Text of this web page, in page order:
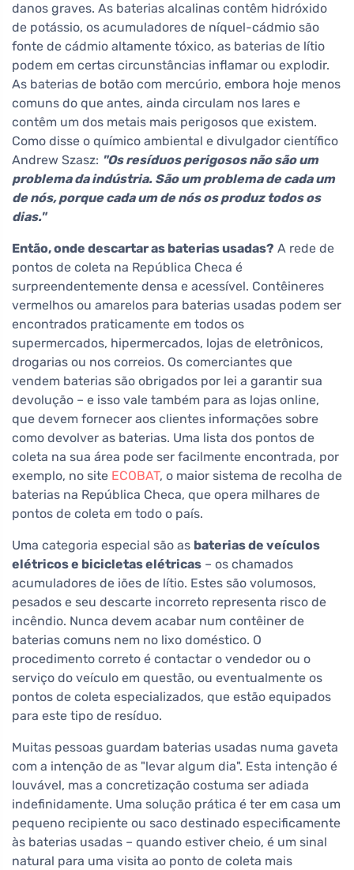
danos graves. As baterias alcalinas contêm hidróxido
de potássio, os acumuladores de níquel-cádmio são
fonte de cádmio altamente tóxico, as baterias de lítio
podem em certas circunstâncias inflamar ou explodir.
As baterias de botão com mercúrio, embora hoje menos
comuns do que antes, ainda circulam nos lares e
contêm um dos metais mais perigosos que existem.
Como disse o químico ambiental e divulgador científico
Andrew Szasz: "Os resíduos perigosos não são um
problema da indústria. São um problema de cada um
de nós, porque cada um de nós os produz todos os
dias."
Então, onde descartar as baterias usadas? A rede de
pontos de coleta na República Checa é
surpreendentemente densa e acessível. Contêineres
vermelhos ou amarelos para baterias usadas podem ser
encontrados praticamente em todos os
supermercados, hipermercados, lojas de eletrônicos,
drogarias ou nos correios. Os comerciantes que
vendem baterias são obrigados por lei a garantir sua
devolução – e isso vale também para as lojas online,
que devem fornecer aos clientes informações sobre
como devolver as baterias. Uma lista dos pontos de
coleta na sua área pode ser facilmente encontrada, por
exemplo, no site ECOBAT, o maior sistema de recolha de
baterias na República Checa, que opera milhares de
pontos de coleta em todo o país.
Uma categoria especial são as baterias de veículos
elétricos e bicicletas elétricas – os chamados
acumuladores de iões de lítio. Estes são volumosos,
pesados e seu descarte incorreto representa risco de
incêndio. Nunca devem acabar num contêiner de
baterias comuns nem no lixo doméstico. O
procedimento correto é contactar o vendedor ou o
serviço do veículo em questão, ou eventualmente os
pontos de coleta especializados, que estão equipados
para este tipo de resíduo.
Muitas pessoas guardam baterias usadas numa gaveta
com a intenção de as "levar algum dia". Esta intenção é
louvável, mas a concretização costuma ser adiada
indefinidamente. Uma solução prática é ter em casa um
pequeno recipiente ou saco destinado especificamente
às baterias usadas – quando estiver cheio, é um sinal
natural para uma visita ao ponto de coleta mais